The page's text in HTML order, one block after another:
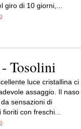
giro di 10 giorni,...
Tosolini
luce cristallina ci
assaggio. Il naso
sensazioni di
con freschi...